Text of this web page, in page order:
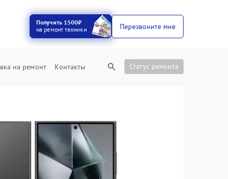
Получить 1500₽
на ремонт техники
Перезвоните мне
на ремонт Контакты Статус ремонта